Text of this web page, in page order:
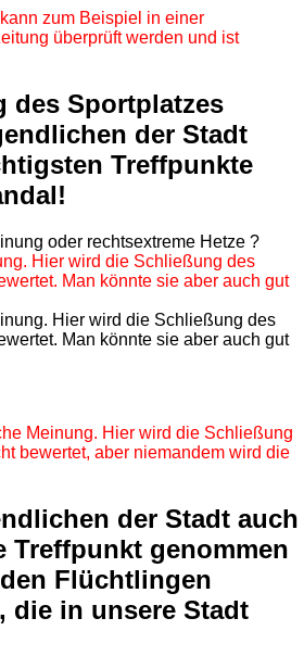
zum Beispiel in einer
überprüft werden und ist
des Sportplatzes
der Stadt
Treffpunkte
oder rechtsextreme Hetze ?
Hier wird die Schließung des
Man könnte sie aber auch gut
Hier wird die Schließung des
Man könnte sie aber auch gut
Meinung. Hier wird die Schließung
bewertet, aber niemandem wird die
der Stadt auch
Treffpunkt genommen
Flüchtlingen
die in unsere Stadt